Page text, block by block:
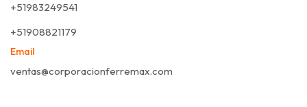
+51983249541
+51908821179
Email
ventas@corporacionferremax.com